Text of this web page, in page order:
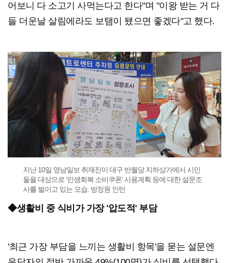
어보니 다 소고기 사먹는다고 한다"며 "이왕 받는 거 다
들 더운날 살림에라도 보탬이 됐으면 좋겠다"고 했다.
지난 10일 영남일보 취재진이 대구 반월당 지하상가에서 시민
들을 대상으로 '민생회복 소비쿠폰' 사용계획 등에 대한 설문조
사를 벌이고 있는 모습. 방정원 인턴
◆생활비 중 식비가 가장 '압도적' 부담
'최근 가장 부담을 느끼는 생활비 항목'을 묻는 설문엔